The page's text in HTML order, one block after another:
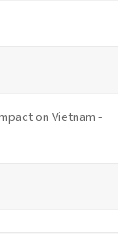
on Vietnam -